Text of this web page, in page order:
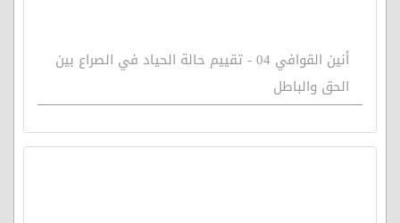
أنين القوافي 04 - تقييم حالة الحياد في الصراع بين
الحق والباطل